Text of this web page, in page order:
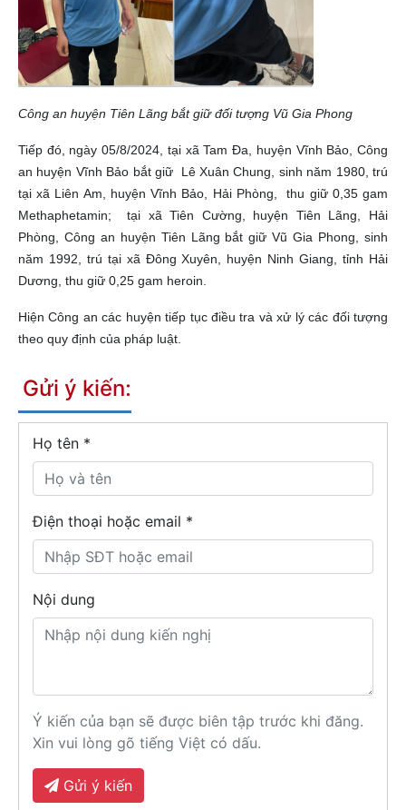
Công an huyện Tiên Lãng bắt giữ đối tượng Vũ Gia Phong
Tiếp đó, ngày 05/8/2024, tại xã Tam Đa, huyện Vĩnh Bảo, Công
an huyện Vĩnh Bảo bắt giữ Lê Xuân Chung, sinh năm 1980, trú
tại xã Liên Am, huyện Vĩnh Bảo, Hải Phòng, thu giữ 0,35 gam
Methaphetamin; tại xã Tiên Cường, huyện Tiên Lãng, Hải
Phòng, Công an huyện Tiên Lãng bắt giữ Vũ Gia Phong, sinh
năm 1992, trú tại xã Đông Xuyên, huyện Ninh Giang, tỉnh Hải
Dương, thu giữ 0,25 gam heroin.
Hiện Công an các huyện tiếp tục điều tra và xử lý các đối tượng
theo quy định của pháp luật.
Gửi ý kiến:
Họ tên *
Điện thoại hoặc email *
Nội dung
Ý kiến của bạn sẽ được biên tập trước khi đăng.
Xin vui lòng gõ tiếng Việt có dấu.
Gửi ý kiến